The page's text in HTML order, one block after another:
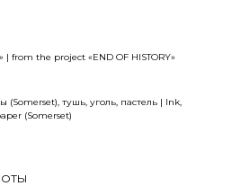
the project «END OF HISTORY»
(Somerset), тушь, уголь, пастель | Ink,
(Somerset)